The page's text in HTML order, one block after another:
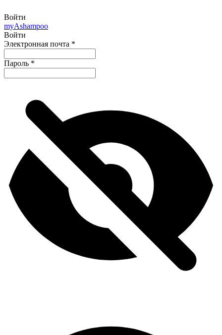
Войти
myAshampoo
Войти
Электронная почта *
Пароль *